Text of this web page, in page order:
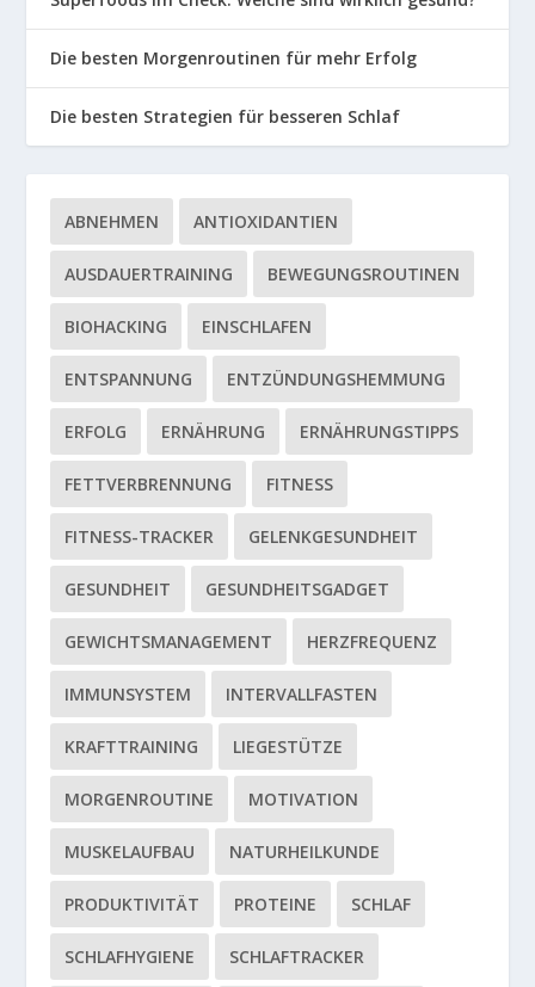
Die besten Morgenroutinen für mehr Erfolg
Die besten Strategien für besseren Schlaf
ABNEHMEN ANTIOXIDANTIEN
AUSDAUERTRAINING BEWEGUNGSROUTINEN
BIOHACKING EINSCHLAFEN
ENTSPANNUNG ENTZÜNDUNGSHEMMUNG
ERFOLG ERNÄHRUNG ERNÄHRUNGSTIPPS
FETTVERBRENNUNG FITNESS
FITNESS-TRACKER GELENKGESUNDHEIT
GESUNDHEIT GESUNDHEITSGADGET
GEWICHTSMANAGEMENT HERZFREQUENZ
IMMUNSYSTEM INTERVALLFASTEN
KRAFTTRAINING LIEGESTÜTZE
MORGENROUTINE MOTIVATION
MUSKELAUFBAU NATURHEILKUNDE
PRODUKTIVITÄT PROTEINE SCHLAF
SCHLAFHYGIENE SCHLAFTRACKER